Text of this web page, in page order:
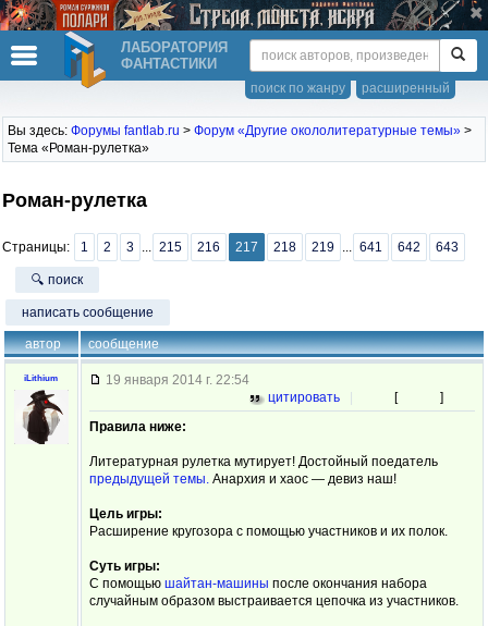
ЛАБОРАТОРИЯ
ФАНТАСТИКИ
расширенный
поиск по жанру
Вы здесь: Форумы fantlab.ru > Форум «Другие окололитературные темы» >
Тема «Роман-рулетка»
Роман-рулетка
Страницы: 1 2 3 ... 215 216 217 218 219 ... 641 642 643
🔍 поиск
написать сообщение
автор сообщение
iLithium
19 января 2014 г. 22:54
цитировать
| [
]
Правила ниже:
Литературная рулетка мутирует! Достойный поедатель
предыдущей темы. Анархия и хаос — девиз наш!
Цель игры:
Расширение кругозора с помощью участников и их полок.
Суть игры:
С помощью шайтан-машины после окончания набора
случайным образом выстраивается цепочка из участников.